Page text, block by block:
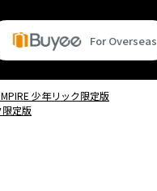
For Overseas
少年リック限定版
限定版